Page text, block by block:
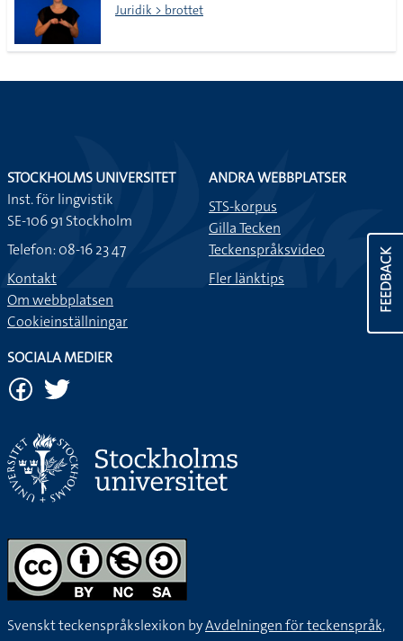
Juridik > brottet
FEEDBACK
STOCKHOLMS UNIVERSITET
Inst. för lingvistik
SE-106 91 Stockholm
Telefon: 08-16 23 47
Kontakt
Om webbplatsen
Cookieinställningar
ANDRA WEBBPLATSER
STS-korpus
Gilla Tecken
Teckenspråksvideo
Fler länktips
SOCIALA MEDIER
Svenskt teckenspråkslexikon byAvdelningen för teckenspråk,